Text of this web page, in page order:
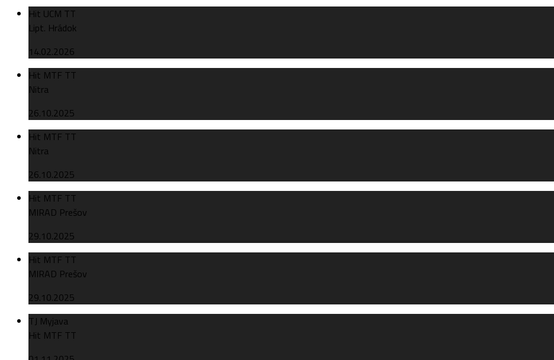
Hit UCM TT
Lipt. Hrádok
14.02.2026
Hit MTF TT
Nitra
26.10.2025
Hit MTF TT
Nitra
26.10.2025
Hit MTF TT
MIRAD Prešov
29.10.2025
Hit MTF TT
MIRAD Prešov
29.10.2025
TJ Myjava
Hit MTF TT